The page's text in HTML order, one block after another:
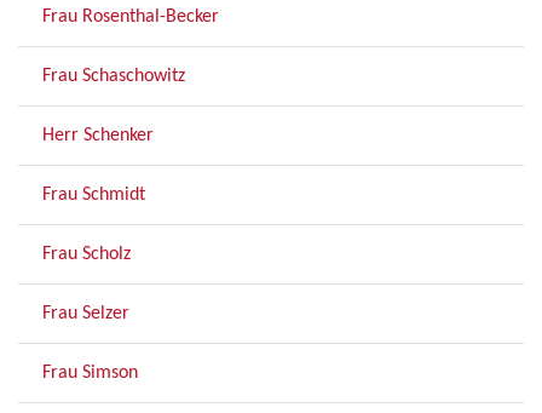
Frau Rosenthal-Becker
Frau Schaschowitz
Herr Schenker
Frau Schmidt
Frau Scholz
Frau Selzer
Frau Simson